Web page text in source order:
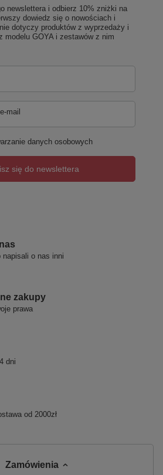
newslettera i odbierz 10% zniżki na
dowiedz się o nowościach i
dotyczy produktów z wyprzedaży i
modelu GOYA i zestawów z nim
mail
danych osobowych
się do newslettera
napisali o nas inni
zakupy
prawa
dni
od 2000zł
Zamówienia